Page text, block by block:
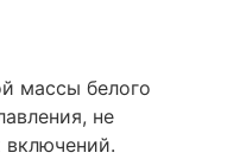
массы белого
не